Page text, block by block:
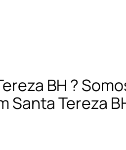
BH ?
Santa Tereza